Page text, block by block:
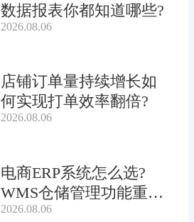
数据报表你都知道哪些?
2026.08.06
店铺订单量持续增长如
何实现打单效率翻倍?
2026.08.06
电商ERP系统怎么选?
WMS仓储管理功能重要
吗?
2026.08.06